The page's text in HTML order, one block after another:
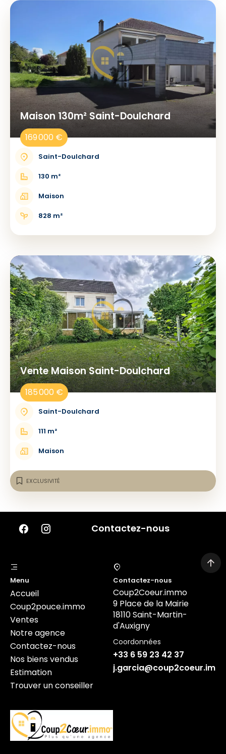
Maison 130m² Saint-Doulchard
169 000 €
Saint-Doulchard
130 m²
Maison
828 m²
Vente Maison Saint-Doulchard
185 000 €
Saint-Doulchard
111 m²
Maison
EXCLUSIVITÉ
Contactez-nous
Menu
Accueil
Coup2pouce.immo
Ventes
Notre agence
Contactez-nous
Nos biens vendus
Estimation
Trouver un conseiller
Contactez-nous
Coup2Coeur.immo
9 Place de la Mairie
18110 Saint-Martin-
d'Auxigny
Coordonnées
+33 6 59 23 42 37